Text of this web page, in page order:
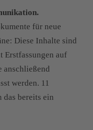
für neue
Diese Inhalte sind
Erstfassungen auf
anschließend
werden. 11
das bereits ein